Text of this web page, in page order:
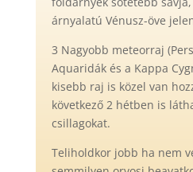
árnyalatú Vénusz-öve
3 Nagyobb meteorraj
Aquaridák és a Kappa
kisebb raj is közel van
következő 2 hétben is
csillagokat.
Teliholdkor jobb ha nem